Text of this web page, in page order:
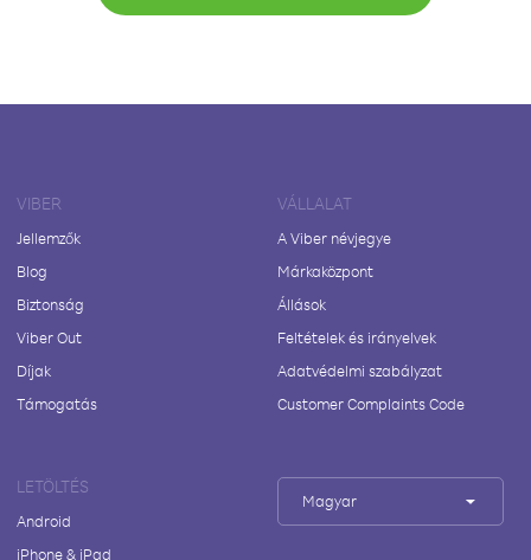
VIBER
Jellemzők
Blog
Biztonság
Viber Out
Díjak
Támogatás
VÁLLALAT
A Viber névjegye
Márkaközpont
Állások
Feltételek és irányelvek
Adatvédelmi szabályzat
Customer Complaints Code
LETÖLTÉS
Android
iPhone & iPad
Magyar